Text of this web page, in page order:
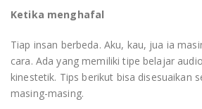
Ketika menghafal
Tiap insan berbeda. Aku, kau, jua ia
cara. Ada yang memiliki tipe belajar
kinestetik. Tips berikut bisa disesuaikan
masing-masing.